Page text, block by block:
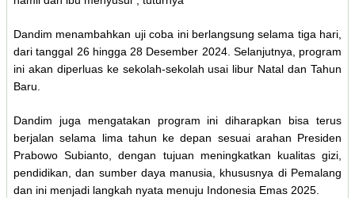
Dandim menambahkan uji coba ini berlangsung selama tiga hari,
dari tanggal 26 hingga 28 Desember 2024. Selanjutnya, program
ini akan diperluas ke sekolah-sekolah usai libur Natal dan Tahun
Baru.
Dandim juga mengatakan program ini diharapkan bisa terus
berjalan selama lima tahun ke depan sesuai arahan Presiden
Prabowo Subianto, dengan tujuan meningkatkan kualitas gizi,
pendidikan, dan sumber daya manusia, khususnya di Pemalang
dan ini menjadi langkah nyata menuju Indonesia Emas 2025.